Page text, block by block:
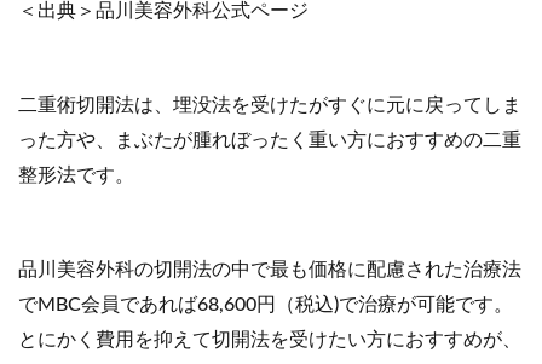
＜出典＞品川美容外科公式ページ
二重術切開法は、埋没法を受けたがすぐに元に戻ってしま
った方や、まぶたが腫れぼったく重い方におすすめの二重
整形法です。
品川美容外科の切開法の中で最も価格に配慮された治療法
でMBC会員であれば68,600円（税込)で治療が可能です。
とにかく費用を抑えて切開法を受けたい方におすすめが、